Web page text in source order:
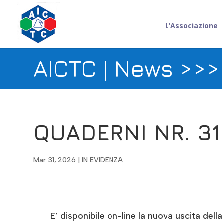
L’Associazione
AICTC | News
QUADERNI NR. 31
Mar 31, 2026 |IN EVIDENZA
E’ disponibile on-line la nuova uscita